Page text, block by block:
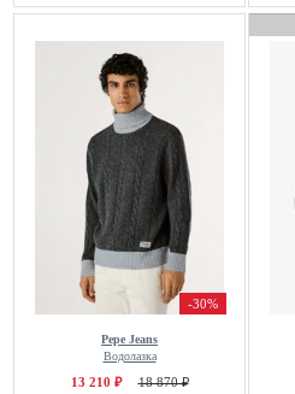
-30%
Pepe Jeans
Водолазка
13 210 ₽ 18 870 ₽